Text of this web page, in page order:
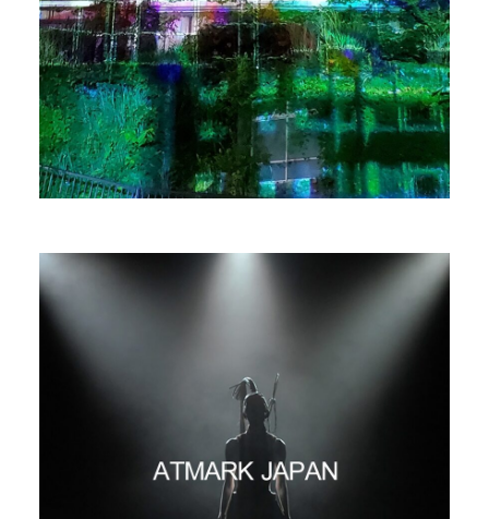
Lighting Designer
PROFILE
百武 和馬（紀州光音）
Laser Artist